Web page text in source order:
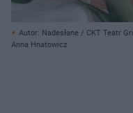
Autor: Nadesłane / CKT Teatr
Anna Hnatowicz